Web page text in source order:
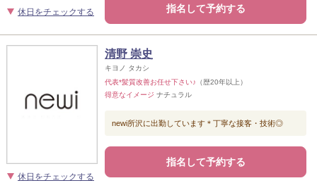
休日をチェックする 指名して予約する
休日をチェックする
清野 崇史
キヨノ タカシ
代表*髪質改善お任せ下さい♪ （歴20年以上）
得意なイメージ ナチュラル
newi所沢に出勤しています＊丁寧な接客・技術◎
指名して予約する